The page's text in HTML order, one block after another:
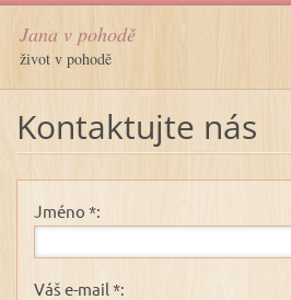
Jana v pohodě
život v pohodě
Kontaktujte nás
Jméno *:
Váš e-mail *: